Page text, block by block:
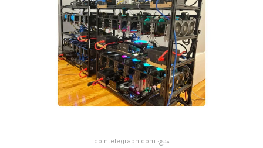
منبع: cointelegraph.com